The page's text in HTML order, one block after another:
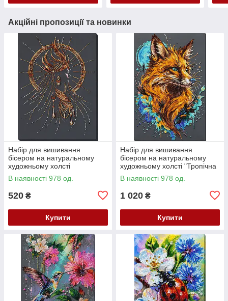
Акційні пропозиції та новинки
Набір для вишивання
бісером на натуральному
художньому холсті
"Народжена сяяти" Абрис
Арт AB-985
В наявності 978 од.
520 ₴
Купити
Набір для вишивання
бісером на натуральному
художньому холсті "Тропічна
гостя" Абрис Арт AB-988
В наявності 978 од.
1 020 ₴
Купити